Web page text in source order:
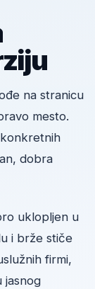
na stranicu
mesto.
dobra
uklopljen u
i brže stiče
firmi,
jasnog